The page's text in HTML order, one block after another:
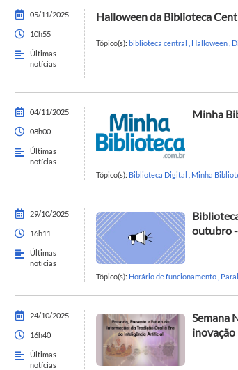
05/11/2025
10h55
Últimas
notícias
Halloween da Biblioteca
Tópico(s): biblioteca central Halloween
04/11/2025
08h00
Últimas
notícias
Minha
Tópico(s): Biblioteca Digital Minha
29/10/2025
16h11
Últimas
notícias
outubro -
Tópico(s): Horário de funcionamento
24/10/2025
16h40
Últimas
notícias
Semana
inovação